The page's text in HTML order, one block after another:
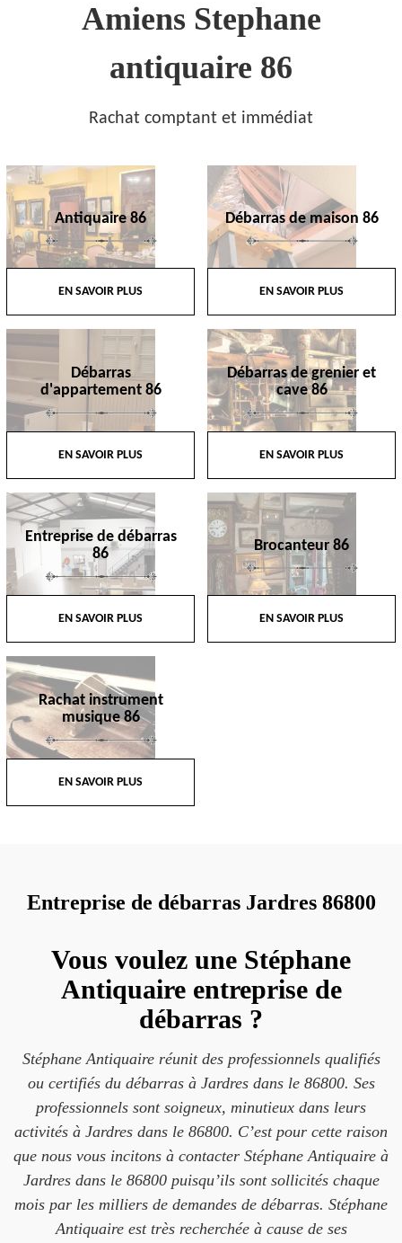
Amiens Stephane
antiquaire 86
Rachat comptant et immédiat
Antiquaire 86
EN SAVOIR PLUS
Débarras de maison 86
EN SAVOIR PLUS
Débarras
d'appartement 86
EN SAVOIR PLUS
Débarras de grenier et
cave 86
EN SAVOIR PLUS
Entreprise de débarras
86
EN SAVOIR PLUS
Brocanteur 86
EN SAVOIR PLUS
Rachat instrument
musique 86
EN SAVOIR PLUS
Entreprise de débarras Jardres 86800
Vous voulez une Stéphane
Antiquaire entreprise de
débarras ?
Stéphane Antiquaire réunit des professionnels qualifiés
ou certifiés du débarras à Jardres dans le 86800. Ses
professionnels sont soigneux, minutieux dans leurs
activités à Jardres dans le 86800. C’est pour cette raison
que nous vous incitons à contacter Stéphane Antiquaire à
Jardres dans le 86800 puisqu’ils sont sollicités chaque
mois par les milliers de demandes de débarras. Stéphane
Antiquaire est très recherchée à cause de ses